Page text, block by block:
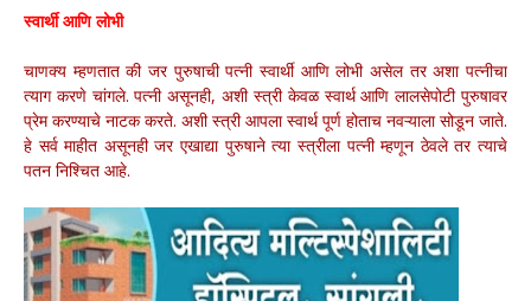
स्वार्थी आणि लोभी
चाणक्य म्हणतात की जर पुरुषाची पत्नी स्वार्थी आणि लोभी असेल तर अशा पत्नीचा
त्याग करणे चांगले. पत्नी असूनही, अशी स्त्री केवळ स्वार्थ आणि लालसेपोटी पुरुषावर
प्रेम करण्याचे नाटक करते. अशी स्त्री आपला स्वार्थ पूर्ण होताच नवऱ्याला सोडून जाते.
हे सर्व माहीत असूनही जर एखाद्या पुरुषाने त्या स्त्रीला पत्नी म्हणून ठेवले तर त्याचे
पतन निश्चित आहे.